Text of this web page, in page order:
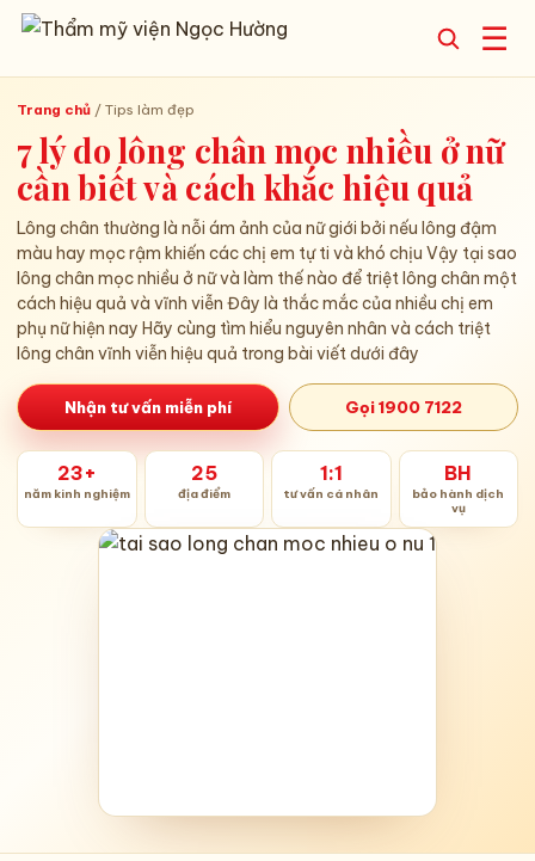
☰
Trang chủ / Tips làm đẹp
7 lý do lông chân mọc nhiều ở nữ
cần biết và cách khắc hiệu quả
Lông chân thường là nỗi ám ảnh của nữ giới bởi nếu lông đậm
màu hay mọc rậm khiến các chị em tự ti và khó chịu Vậy tại sao
lông chân mọc nhiều ở nữ và làm thế nào để triệt lông chân một
cách hiệu quả và vĩnh viễn Đây là thắc mắc của nhiều chị em
phụ nữ hiện nay Hãy cùng tìm hiểu nguyên nhân và cách triệt
lông chân vĩnh viễn hiệu quả trong bài viết dưới đây
Nhận tư vấn miễn phí Gọi 1900 7122
23+
năm kinh nghiệm
25
địa điểm
1:1
tư vấn cá nhân
BH
bảo hành dịch
vụ